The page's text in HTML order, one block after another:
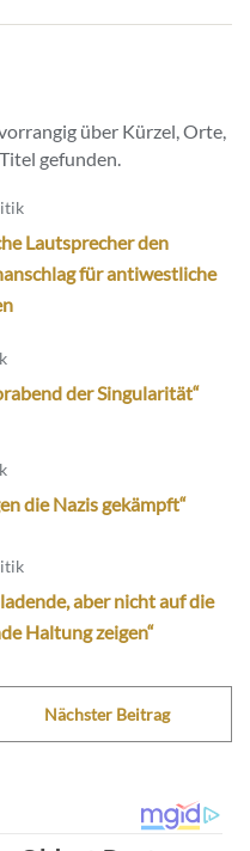
über Kürzel, Orte,
gefunden.
Lautsprecher den
für antiwestliche
der Singularität“
die Nazis gekämpft“
aber nicht auf die
Haltung zeigen“
Nächster Beitrag